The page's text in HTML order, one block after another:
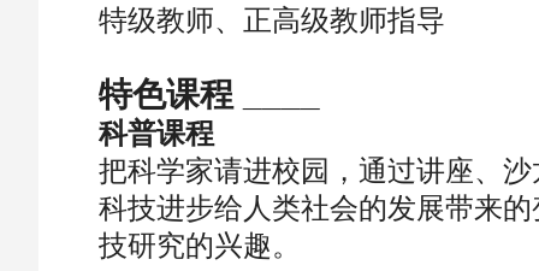
特级教师、正高级教师指导
特色课程 ____
科普课程
把科学家请进校园，通过讲座、
科技进步给人类社会的发展带来
技研究的兴趣。